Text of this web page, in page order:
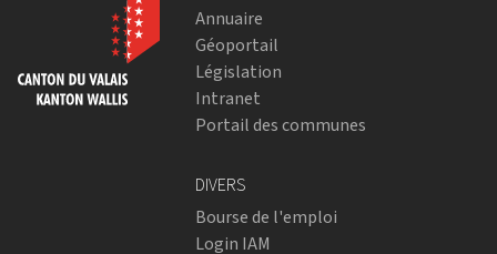
Annuaire
Géoportail
Législation
Intranet
Portail des communes
DIVERS
Bourse de l'emploi
Login IAM